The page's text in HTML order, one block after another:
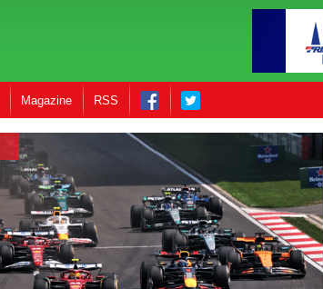
Magazine RSS